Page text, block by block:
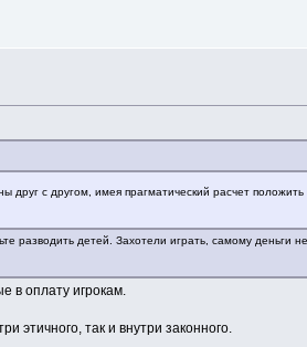
с другом, имея прагматический расчет положить
разводить детей. Захотели играть, самому деньги
в оплату игрокам.
этичного, так и внутри законного.